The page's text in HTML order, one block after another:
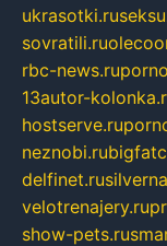
ukrasotki.ru
sovratili.ru
rbc-news.ru
13autor-
hostserve.ru
neznobi.ru
delfinet.ru
velotrenajery.ru
show-pets.ru